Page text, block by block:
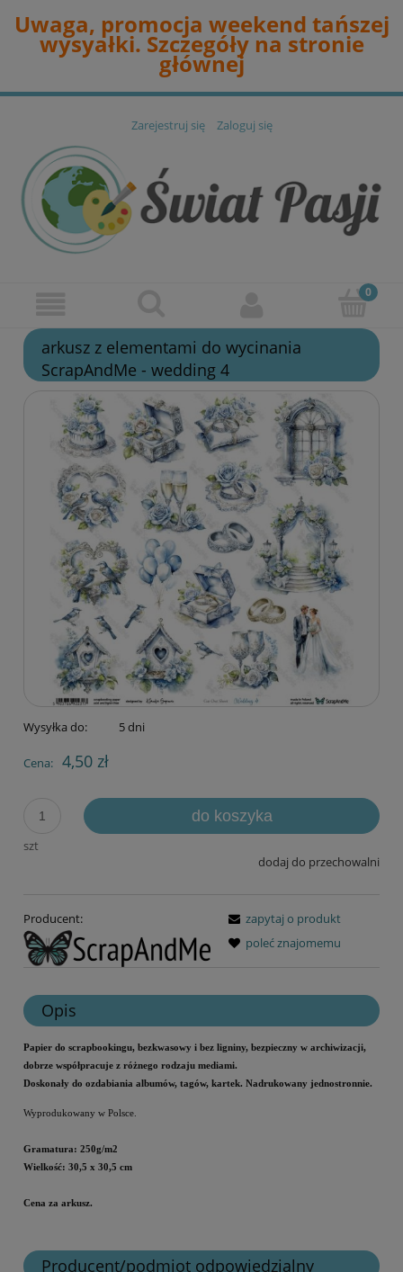
Uwaga, promocja weekend tańszej
wysyałki. Szczegóły na stronie
głównej
Zarejestruj się Zaloguj się
arkusz z elementami do wycinania
ScrapAndMe - wedding 4
Wysyłka do: 5 dni
Cena: 4,50 zł
szt
do koszyka
dodaj do przechowalni
Producent:
zapytaj o produkt
poleć znajomemu
Opis
Papier do scrapbookingu, bezkwasowy i bez ligniny, bezpieczny w archiwizacji,
dobrze współpracuje z różnego rodzaju mediami.
Doskonały do ozdabiania albumów, tagów, kartek. Nadrukowany jednostronnie.
Wyprodukowany w Polsce.
Gramatura: 250g/m2
Wielkość: 30,5 x 30,5 cm
Cena za arkusz.
Producent/podmiot odpowiedzialny